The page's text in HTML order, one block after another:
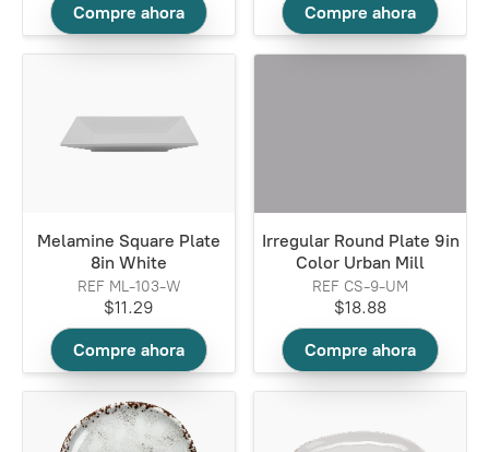
Compre ahora Compre ahora
Melamine Square Plate
8in White
REF ML-103-W
$11.29
Compre ahora
Irregular Round Plate 9in
Color Urban Mill
REF CS-9-UM
$18.88
Compre ahora